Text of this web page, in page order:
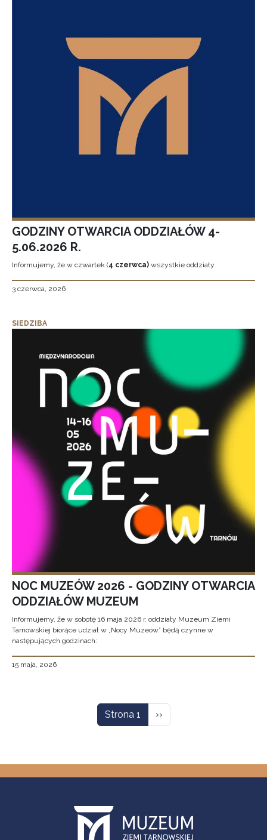
GODZINY OTWARCIA ODDZIAŁÓW 4-
5.06.2026 R.
Informujemy, że w czwartek (4 czerwca) wszystkie oddziały
3 czerwca, 2026
SIEDZIBA
NOC MUZEÓW 2026 - GODZINY OTWARCIA
ODDZIAŁÓW MUZEUM
Informujemy, że w sobotę 16 maja 2026 r. oddziały Muzeum Ziemi
Tarnowskiej biorące udział w „Nocy Muzeów” będą czynne w
następujących godzinach:
15 maja, 2026
Strona 1 Następna strona
››